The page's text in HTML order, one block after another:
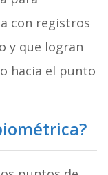
con registros
y que logran
hacia el punto